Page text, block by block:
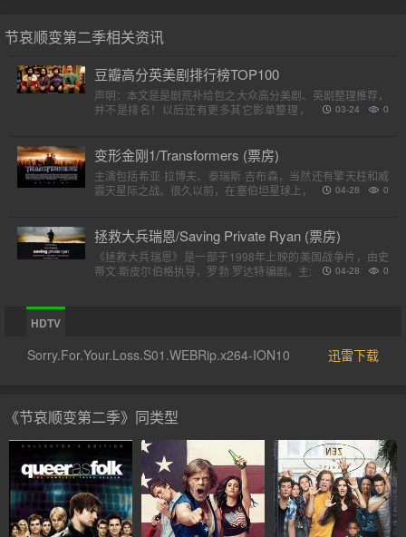
节哀顺变第二季相关资讯
豆瓣高分英美剧排行榜TOP100
声明：本文是是剧荒补给包之大众高分美剧、英剧整理推荐，
并不是排名！以后还有更多其它影单整理，请各位收藏好。
0
03-24
变形金刚1/Transformers (票房)
主演包括希亚·拉博夫、泰瑞斯·吉布森，当然还有擎天柱和威
震天星际之战。很久以前，在塞伯坦星球上，一个巨大的，强
0
04-28
拯救大兵瑞恩/Saving Private Ryan (票房)
《拯救大兵瑞恩》是一部于1998年上映的美国战争片，由史
蒂文·斯皮尔伯格执导，罗勃·罗达特编剧。主演包括汤姆·汉克
0
04-28
HDTV
Sorry.For.Your.Loss.S01.WEBRip.x264-ION10 迅雷下载
《节哀顺变第二季》同类型